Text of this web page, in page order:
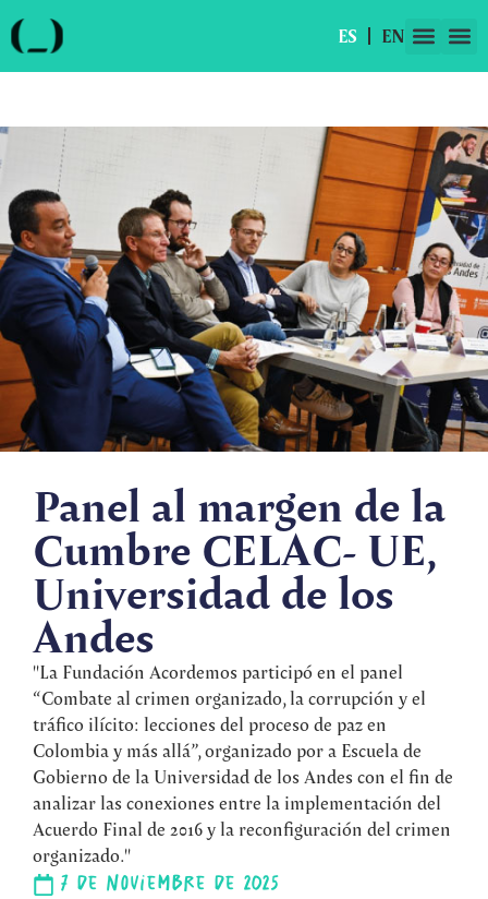
ES EN
Panel al margen de la
Cumbre CELAC- UE,
Universidad de los
Andes
"La Fundación Acordemos participó en el panel
“Combate al crimen organizado, la corrupción y el
tráfico ilícito: lecciones del proceso de paz en
Colombia y más allá”, organizado por a Escuela de
Gobierno de la Universidad de los Andes con el fin de
analizar las conexiones entre la implementación del
Acuerdo Final de 2016 y la reconfiguración del crimen
organizado."
7 de noviembre de 2025